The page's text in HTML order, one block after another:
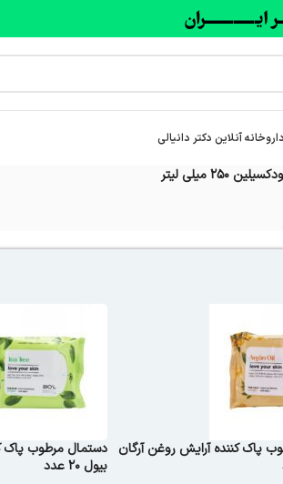
آنلاین دکتر دانیالی
میلی لیتر
پاک کننده آرایش روغن آرگان
دستمال مرطوب پاک
بیول ۲۰ عدد